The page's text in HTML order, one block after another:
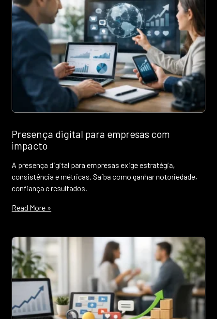
Presença digital para empresas com
impacto
A presença digital para empresas exige estratégia,
consistência e métricas. Saiba como ganhar notoriedade,
confiança e resultados.
Read More »